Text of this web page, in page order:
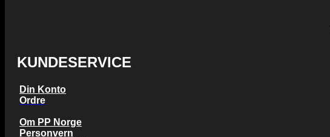
KUNDESERVICE
Din Konto
Ordre
Om PP Norge
Personvern